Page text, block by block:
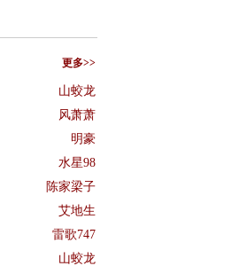
更多>>
山蛟龙
风萧萧
明豪
水星98
陈家梁子
艾地生
雷歌747
山蛟龙